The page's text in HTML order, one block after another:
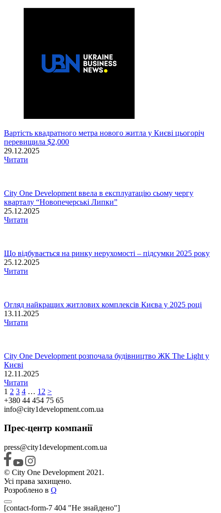
Вартість квадратного метра нового житла у Києві цьогоріч
перевищила $2,000
29.12.2025
Читати
City One Development ввела в експлуатацію сьому чергу
кварталу “Новопечерські Липки”
25.12.2025
Читати
Що відбувається на ринку нерухомості – підсумки 2025 року
25.12.2025
Читати
Огляд найкращих житлових комплексів Києва у 2025 році
13.11.2025
Читати
City One Development розпочала будівництво ЖК The Light у
Києві
12.11.2025
Читати
1 2 3 4 … 12 >
+380 44 454 75 65
info@city1development.com.ua
Прес-центр компанії
press@city1development.com.ua
© City One Development 2021.
Усі права захищено.
Розроблено в Q
[contact-form-7 404 "Не знайдено"]